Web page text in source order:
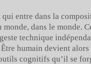
entre dans la
dans le monde.
technique
humain devient
cognitifs qu’il se